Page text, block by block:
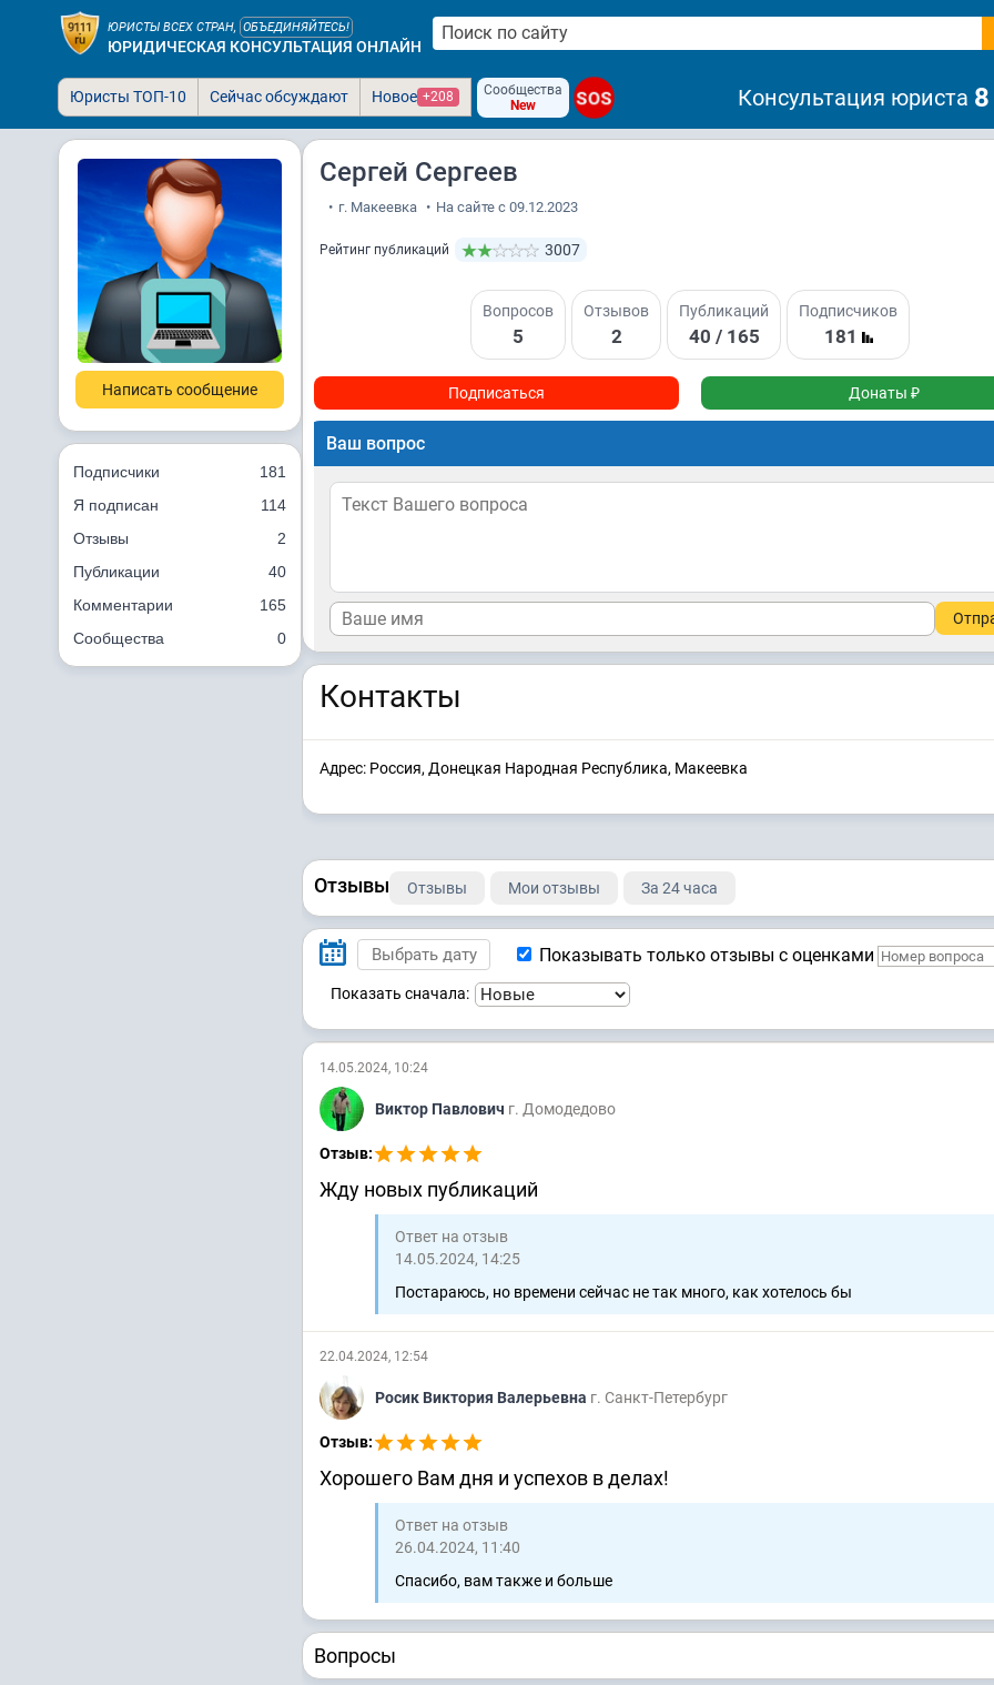
ЮРИСТЫ ВСЕХ СТРАН, ОБЪЕДИНЯЙТЕСЬ!
ЮРИДИЧЕСКАЯ КОНСУЛЬТАЦИЯ ОНЛАЙН
Юристы ТОП-10 Сейчас обсуждают Новое +208
Сообщества
New
SOS Консультация юриста
Написать сообщение
Подписчики
181
Я подписан
114
Отзывы
2
Публикации
40
Комментарии
165
Сообщества
0
Сергей Сергеев
• г. Макеевка • На сайте с 09.12.2023
Рейтинг публикаций 3007
Вопросов
5
Отзывов
2
Публикаций
40 / 165
Подписчиков
181
Подписаться Донаты ₽
Ваш вопрос
Контакты
Адрес: Россия, Донецкая Народная Республика, Макеевка
Отзывы Отзывы Мои отзывы За 24 часа
Показывать только отзывы с оценками
Показать сначала:
14.05.2024, 10:24
Виктор Павлович г. Домодедово
Отзыв:
Жду новых публикаций
Ответ на отзыв
14.05.2024, 14:25
Постараюсь, но времени сейчас не так много, как хотелось бы
22.04.2024, 12:54
Росик Виктория Валерьевна г. Санкт-Петербург
Отзыв:
Хорошего Вам дня и успехов в делах!
Ответ на отзыв
26.04.2024, 11:40
Спасибо, вам также и больше
Вопросы